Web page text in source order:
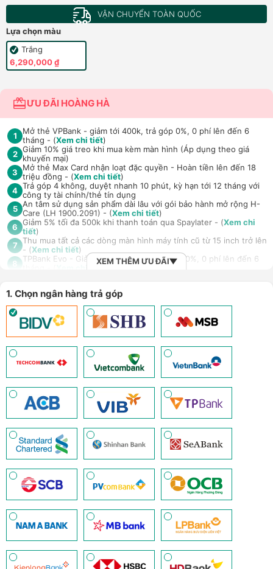
VẬN CHUYỂN TOÀN QUỐC
Lựa chọn màu
Trắng
6,290,000 ₫
ƯU ĐÃI HOÀNG HÀ
1
Mở thẻ VPBank - giảm tới 400k, trả góp 0%, 0 phí lên đến 6
tháng - (Xem chi tiết)
2 Giảm 10% giá treo khi mua kèm màn hình (Áp dụng theo giá
khuyến mại)
3
Mở thẻ Max Card nhận loạt đặc quyền - Hoàn tiền lên đến 18
triệu đồng - (Xem chi tiết)
4 Trả góp 4 không, duyệt nhanh 10 phút, kỳ hạn tới 12 tháng với
công ty tài chính/thẻ tín dụng
5 An tâm sử dụng sản phẩm dài lâu với gói bảo hành mở rộng H-
Care (LH 1900.2091) - (Xem chi tiết)
6 Giảm 5% tối đa 500k khi thanh toán qua Spaylater - (Xem chi
tiết)
7
Thu mua tất cả các dòng màn hình máy tính cũ từ 15 inch trở lên
- (Xem chi tiết)
8
TPBank Evo - Giảm đến 500.000đ, trả góp 0%, 0 phí lên đến 6
10 Nhận báo giá tốt nhất cho khách hàng doanh nghiệp B2B khi
mua số lượng lớn - (Xem chi tiết)
XEM THÊM ƯU ĐÃI
1. Chọn ngân hàng trả góp